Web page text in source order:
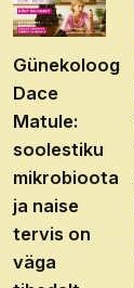
Günekoloog
Dace
Matule:
soolestiku
mikrobioota
ja naise
tervis on
väga